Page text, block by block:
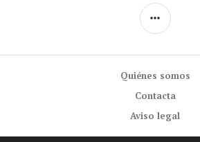
BARRA
Quiénes somos
Contacta
Aviso legal